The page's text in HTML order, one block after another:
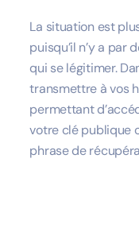
La situation est
puisqu’il n’y a par
qui se légitimer.
transmettre à vos
permettant
votre clé publique
phrase de